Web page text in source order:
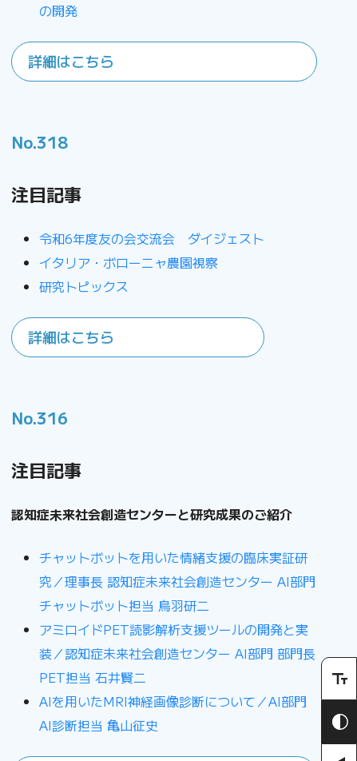
の開発
詳細はこちら
No.318
注目記事
令和6年度友の会交流会 ダイジェスト
イタリア・ボローニャ農園視察
研究トピックス
詳細はこちら
No.316
注目記事
認知症未来社会創造センターと研究成果のご紹介
チャットボットを用いた情緒支援の臨床実証研
究／理事長 認知症未来社会創造センター AI部門
チャットボット担当 鳥羽研二
アミロイドPET読影解析支援ツールの開発と実
装／認知症未来社会創造センター AI部門 部門長
PET担当 石井賢二
AIを用いたMRI神経画像診断について／AI部門
AI診断担当 亀山征史